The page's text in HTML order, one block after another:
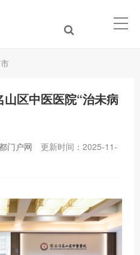
区中医医院“治未病
门户网
更新时间：2025-11-